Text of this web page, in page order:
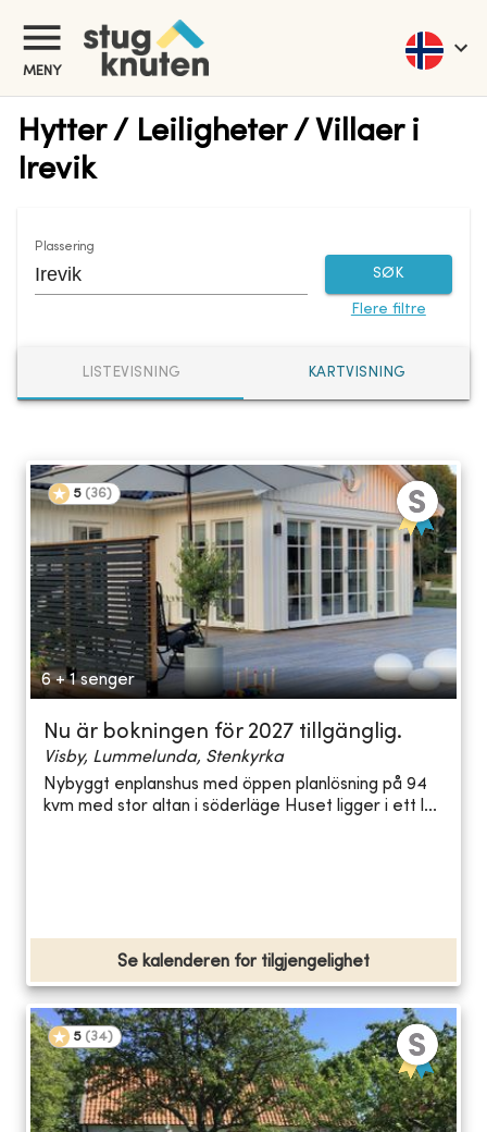
MENY
Hytter / Leiligheter / Villaer i
Irevik
Plassering
SØK
Flere filtre
LISTEVISNING KARTVISNING
5 (36)
6 + 1 senger
Nu är bokningen för 2027 tillgänglig.
Visby, Lummelunda, Stenkyrka
Nybyggt enplanshus med öppen planlösning på 94
kvm med stor altan i söderläge Huset ligger i ett l...
Se kalenderen for tilgjengelighet
5 (34)